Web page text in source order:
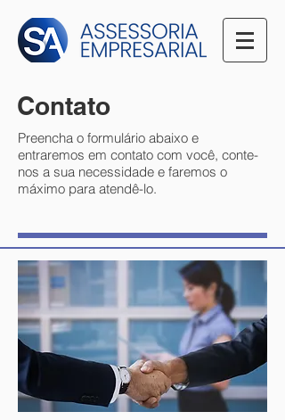
Contato
Preencha o formulário abaixo e
entraremos em contato com você, conte-
nos a sua necessidade e faremos o
máximo para atendê-lo.